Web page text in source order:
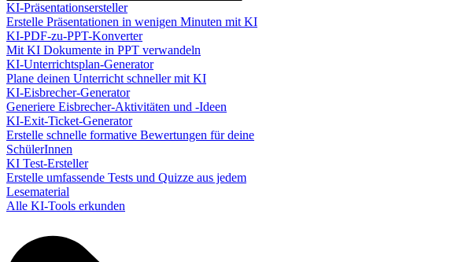
KI-Präsentationsersteller
Erstelle Präsentationen in wenigen Minuten mit KI
KI-PDF-zu-PPT-Konverter
Mit KI Dokumente in PPT verwandeln
KI-Unterrichtsplan-Generator
Plane deinen Unterricht schneller mit KI
KI-Eisbrecher-Generator
Generiere Eisbrecher-Aktivitäten und -Ideen
KI-Exit-Ticket-Generator
Erstelle schnelle formative Bewertungen für deine
SchülerInnen
KI Test-Ersteller
Erstelle umfassende Tests und Quizze aus jedem
Lesematerial
Alle KI-Tools erkunden